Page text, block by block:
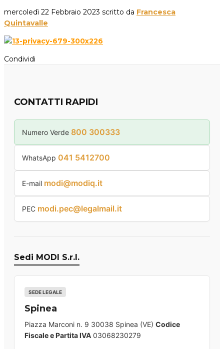
mercoledì 22 Febbraio 2023 scritto da Francesca
Quintavalle
Condividi
CONTATTI RAPIDI
Numero Verde 800 300333
WhatsApp 041 5412700
E-mail modi@modiq.it
PEC modi.pec@legalmail.it
Sedi MODI S.r.l.
SEDE LEGALE
Spinea
Piazza Marconi n. 9 30038 Spinea (VE) Codice
Fiscale e Partita IVA 03068230279